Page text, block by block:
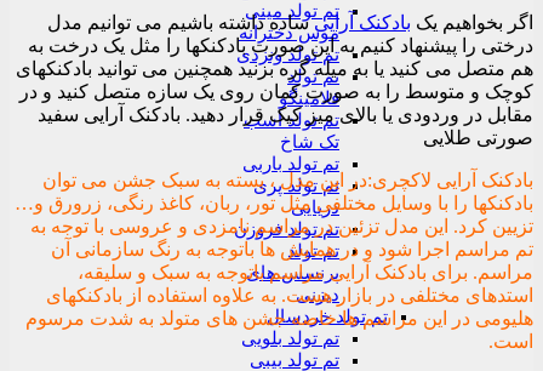
تم تولد مینی
موس دخترانه
تم تولد ونزدی
تم تولد
فلامینگو
تم تولد اسب
تک شاخ
تم تولد باربی
تم تولد پری
دریایی
تم تولد فروزن
تم تولد
پرنسس های
دیزنی
تم تولد خردسال
تم تولد بلویی
تم تولد بیبی
اگر بخواهیم یک بادکنک آراییساده داشته باشیم می توانیم مدل
درختی را پیشنهاد کنیم به این صورت بادکنکها را مثل یک درخت به
هم متصل می کنید یا به میله گره بزنید همچنین می توانید بادکنکهای
کوچک و متوسط را به صورت کمان روی یک سازه متصل کنید و در
مقابل در وردودی یا بالای میز کیک قرار دهید. بادکنک آرایی سفید
صورتی طلایی
بادکنک آرایی لاکچری:در این مدل ، بسته به سبک جشن می توان
بادکنکها را با وسایل مختلفی مثل تور، ربان، کاغذ رنگی، زرورق و…
تزیین کرد. این مدل تزئین در مراسم نامزدی و عروسی با توجه به
تم مراسم اجرا شود و در همایش ها باتوجه به رنگ سازمانی آن
مراسم. برای بادکنک آرایی مراسم باتوجه به سبک و سلیقه،
استدهای مختلفی در بازار هست. به علاوه استفاده از بادکنکهای
هلیومی در این مراسم ها خاصه جشن های متولد به شدت مرسوم
است.